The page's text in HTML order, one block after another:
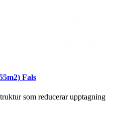
Fals
som reducerar upptagning